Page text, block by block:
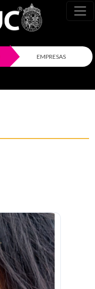
EMPRESAS